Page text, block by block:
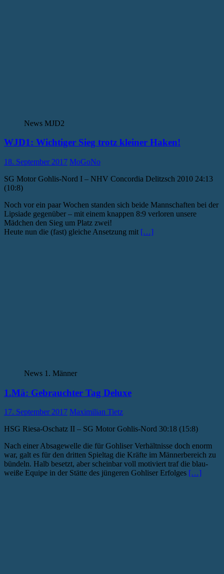
News MJD2
WJD1: Wichtiger Sieg trotz kleiner Haken!
18. September 2017 MoGoNo
SG Motor Gohlis-Nord I – NHV Concordia Delitzsch 2010 24:13
(10:8)
Noch vor ein paar Wochen standen sich beide Mannschaften bei der
Lipsiade gegenüber – mit einem knappen 8:9 verloren unsere
Mädchen den Sieg um Platz zwei!
Heute nun die (fast) gleiche Ansetzung mit […]
News 1. Männer
1.Mä: Gebrauchter Tag Deluxe
17. September 2017 Maximilian Tietz
HSG Riesa-Oschatz II – SG Motor Gohlis-Nord 30:18 (15:8)
Nach einer Absagewelle die für Gohliser Verhältnisse doch enorm
war, galt es für den dritten Spieltag die Kräfte im Männerbereich zu
bündeln. Halb besetzt, aber scheinbar voll motiviert traf die blau-
weiße Equipe in der Stätte des jüngeren Gohliser Erfolges […]